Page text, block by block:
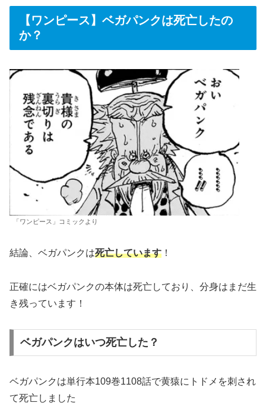
【ワンピース】ベガパンクは死亡したの
か？
「ワンピース」コミックより
結論、ベガパンクは死亡しています ！
正確にはベガパンクの本体は死亡しており、分身はまだ生
き残っています！
ベガパンクはいつ死亡した？
ベガパンクは単行本109巻1108話で黄猿にトドメを刺され
て死亡しました